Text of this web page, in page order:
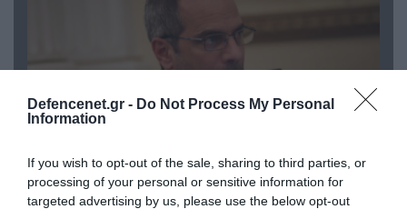
Defencenet.gr - Do Not Process My Personal
Information
If you wish to opt-out of the sale, sharing to third parties, or
processing of your personal or sensitive information for
targeted advertising by us, please use the below opt-out
07.08.2026 | 20:02